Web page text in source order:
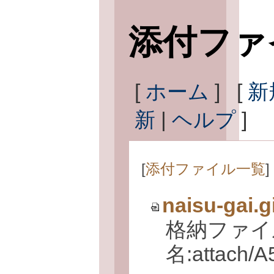
添付フ
[ ホーム ] [ 新
新 | ヘルプ ]
[添付ファイル一覧]
naisu-
格納ファ
名:attach/